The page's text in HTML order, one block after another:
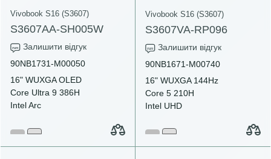
Vivobook S16 (S3607)
S3607AA-SH005W
Залишити відгук
90NB1731-M00050
16" WUXGA OLED
Core Ultra 9 386H
Intel Arc
Vivobook S16 (S3607)
S3607VA-RP096
Залишити відгук
90NB1671-M00740
16" WUXGA 144Hz
Core 5 210H
Intel UHD